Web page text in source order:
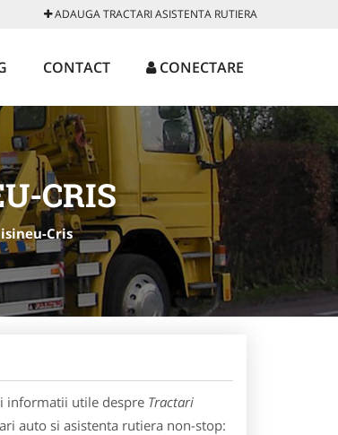
ADAUGA TRACTARI ASISTENTA RUTIERA
CONTACT CONECTARE
CRIS
Cris
informatii utile despre Tractari
auto si asistenta rutiera non-stop: